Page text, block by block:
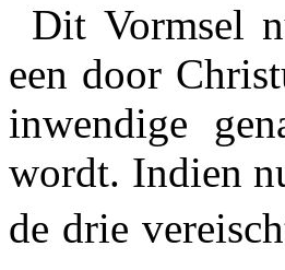
Dit Vormsel
een door
inwendige
wordt. Indien
de drie